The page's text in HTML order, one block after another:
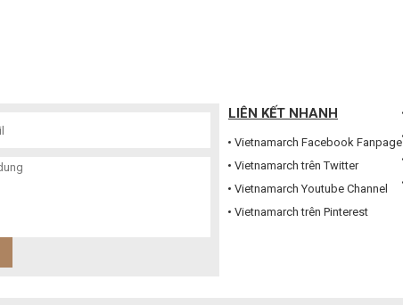
LIÊN KẾT NHANH
Vietnamarch Facebook Fanpage
Vietnamarch trên Twitter
Vietnamarch Youtube Channel
Vietnamarch trên Pinterest